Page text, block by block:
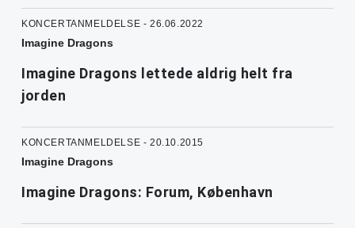
KONCERTANMELDELSE - 26.06.2022
Imagine Dragons
Imagine Dragons lettede aldrig helt fra
jorden
KONCERTANMELDELSE - 20.10.2015
Imagine Dragons
Imagine Dragons: Forum, København